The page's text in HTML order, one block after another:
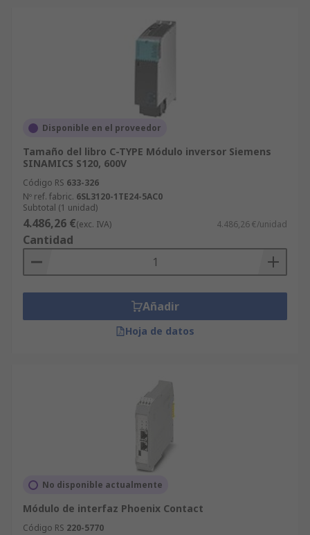
Disponible en el proveedor
Tamaño del libro C-TYPE Módulo inversor Siemens
SINAMICS S120, 600V
Código RS 633-326
Nº ref. fabric. 6SL3120-1TE24-5AC0
Subtotal (1 unidad)
4.486,26 €(exc. IVA) 4.486,26 €/unidad
Cantidad
Añadir
Hoja de datos
No disponible actualmente
Módulo de interfaz Phoenix Contact
Código RS 220-5770